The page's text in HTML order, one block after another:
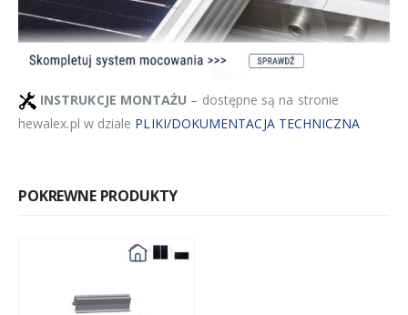
INSTRUKCJE MONTAŻU – dostępne są na stronie
hewalex.pl w dziale PLIKI/DOKUMENTACJA TECHNICZNA
POKREWNE PRODUKTY